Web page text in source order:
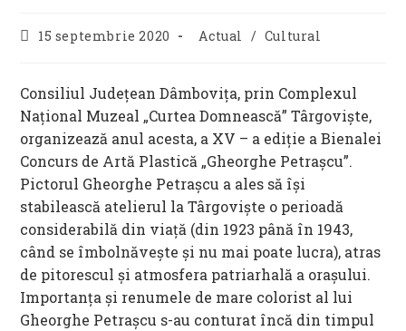
Post15 septembrie 2020
Post
Actual / Cultural
Consiliul Județean Dâmbovița, prin Complexul
Național Muzeal „Curtea Domnească” Târgoviște,
organizează anul acesta, a XV – a ediţie a Bienalei
Concurs de Artă Plastică „Gheorghe Petraşcu”.
Pictorul Gheorghe Petrașcu a ales să își
stabilească atelierul la Târgoviște o perioadă
considerabilă din viață (din 1923 până în 1943,
când se îmbolnăvește și nu mai poate lucra), atras
de pitorescul și atmosfera patriarhală a orașului.
Importanța și renumele de mare colorist al lui
Gheorghe Petrașcu s-au conturat încă din timpul